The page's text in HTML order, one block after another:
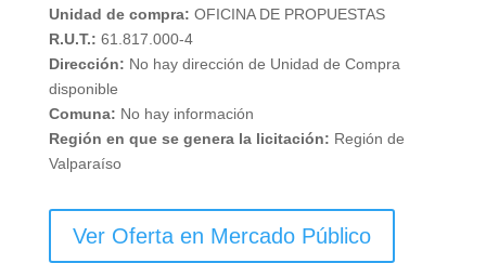
Unidad de compra: OFICINA DE PROPUESTAS
R.U.T.: 61.817.000-4
Dirección: No hay dirección de Unidad de Compra
disponible
Comuna: No hay información
Región en que se genera la licitación: Región de
Valparaíso
Ver Oferta en Mercado Público